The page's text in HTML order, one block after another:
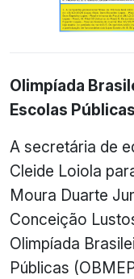
Olimpíada
Escolas
A secretária de
Cleide Loiola
Moura Duarte
Conceição
Olimpíada
Públicas